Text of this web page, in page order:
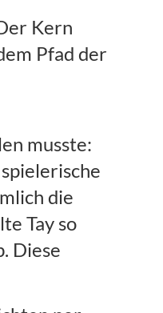
Kern
Pfad der
musste:
die
Tay so
Diese